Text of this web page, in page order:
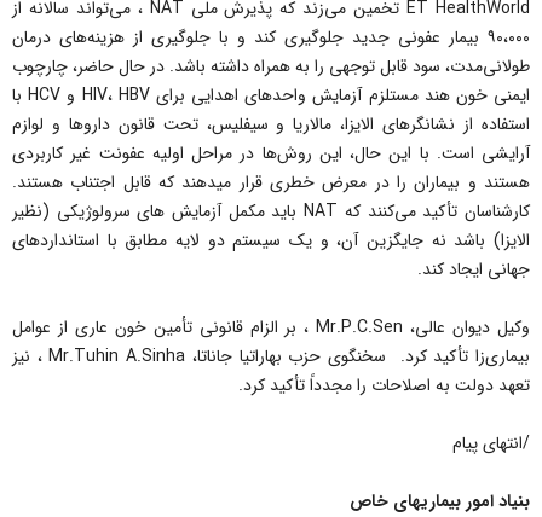
ET HealthWorld تخمین می‌زند که پذیرش ملی NAT ، می‌تواند سالانه از
۹۰،۰۰۰ بیمار عفونی جدید جلوگیری کند و با جلوگیری از هزینه‌های درمان
طولانی‌مدت، سود قابل توجهی را به همراه داشته باشد. در حال حاضر، چارچوب
ایمنی خون هند مستلزم آزمایش واحدهای اهدایی برای HIV، HBV و HCV با
استفاده از نشانگرهای الایزا، مالاریا و سیفلیس، تحت قانون داروها و لوازم
آرایشی است. با این حال، این روش‌ها در مراحل اولیه عفونت غیر کاربردی
هستند و بیماران را در معرض خطری قرار میدهند که قابل اجتناب هستند.
کارشناسان تأکید می‌کنند که NAT باید مکمل آزمایش های سرولوژیکی (نظیر
الایزا) باشد نه جایگزین آن، و یک سیستم دو لایه مطابق با استانداردهای
جهانی ایجاد کند.
وکیل دیوان عالی، Mr.P.C.Sen ، بر الزام قانونی تأمین خون عاری از عوامل
بیماری‌زا تأکید کرد. سخنگوی حزب بهاراتیا جاناتا، Mr.Tuhin A.Sinha ، نیز
تعهد دولت به اصلاحات را مجدداً تأکید کرد.
/انتهای پیام
بنیاد امور بیماریهای خاص